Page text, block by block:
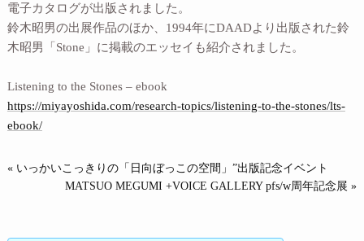
電子カタログが出版されました。
鈴木昭男の出展作品のほか、1994年にDAADより出版された鈴
木昭男「Stone」に掲載のエッセイも紹介されました。
Listening to the Stones – ebook
https://miyayoshida.com/research-topics/listening-to-the-stones/lts-
ebook/
« いっかいこっきりの「日向ぼっこの空間」”出版記念イベント
MATSUO MEGUMI +VOICE GALLERY pfs/w周年記念展 »